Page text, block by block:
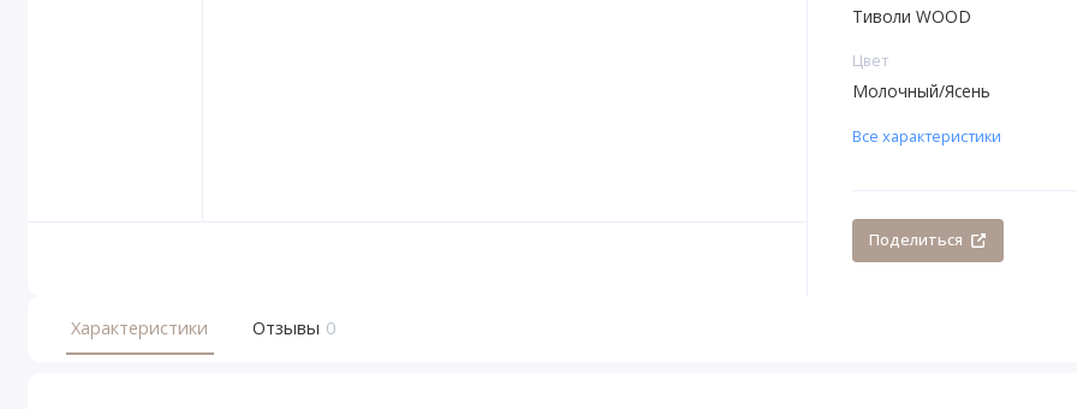
Тиволи WOOD
Цвет
Молочный/Ясень
Все характеристики
Поделиться
Характеристики Отзывы 0